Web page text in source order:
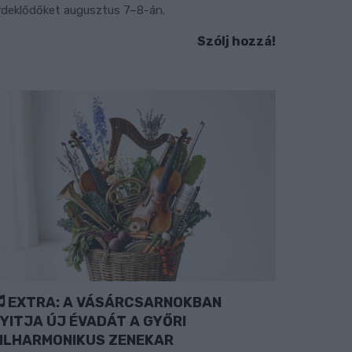
augusztus 7–8-án.
Szólj hozzá!
EXTRA: A VÁSÁRCSARNOKBAN
ÚJ ÉVADÁT A GYŐRI
ZENEKAR